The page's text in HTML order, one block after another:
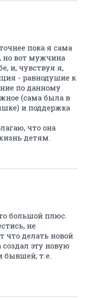
пока я сама
но вот мужчина
и, чувствуя я,
- равнодушие к
по данному
(сама была в
и поддержка
что она
детям.
большой плюс.
не
что делать новой
эту новую
бывшей, т.е.